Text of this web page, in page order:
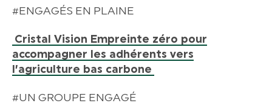
#ENGAGÉS EN PLAINE
Cristal Vision Empreinte zéro pour
accompagner les adhérents vers
l’agriculture bas carbone
#UN GROUPE ENGAGÉ